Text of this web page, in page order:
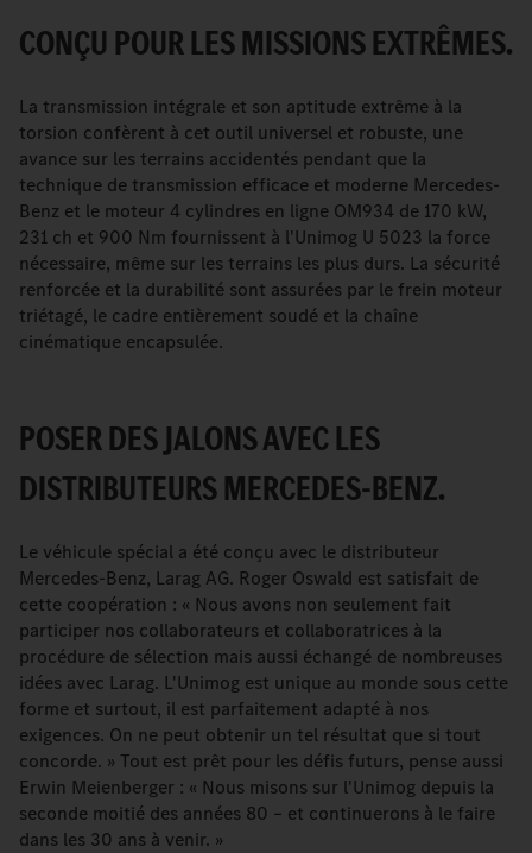
CONÇU POUR LES MISSIONS EXTRÊMES.
La transmission intégrale et son aptitude extrême à la
torsion confèrent à cet outil universel et robuste, une
avance sur les terrains accidentés pendant que la
technique de transmission efficace et moderne Mercedes-
Benz et le moteur 4 cylindres en ligne OM934 de 170 kW,
231 ch et 900 Nm fournissent à l'Unimog U 5023 la force
nécessaire, même sur les terrains les plus durs. La sécurité
renforcée et la durabilité sont assurées par le frein moteur
triétagé, le cadre entièrement soudé et la chaîne
cinématique encapsulée.
POSER DES JALONS AVEC LES
DISTRIBUTEURS MERCEDES-BENZ.
Le véhicule spécial a été conçu avec le distributeur
Mercedes-Benz, Larag AG. Roger Oswald est satisfait de
cette coopération : « Nous avons non seulement fait
participer nos collaborateurs et collaboratrices à la
procédure de sélection mais aussi échangé de nombreuses
idées avec Larag. L'Unimog est unique au monde sous cette
forme et surtout, il est parfaitement adapté à nos
exigences. On ne peut obtenir un tel résultat que si tout
concorde. » Tout est prêt pour les défis futurs, pense aussi
Erwin Meienberger : « Nous misons sur l'Unimog depuis la
seconde moitié des années 80 – et continuerons à le faire
dans les 30 ans à venir. »